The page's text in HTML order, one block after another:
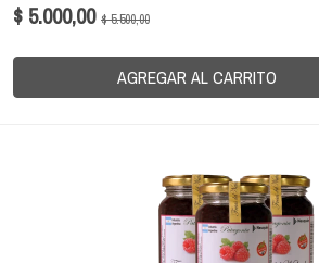
$ 5.000,00 $ 5.500,00
AGREGAR AL CARRITO